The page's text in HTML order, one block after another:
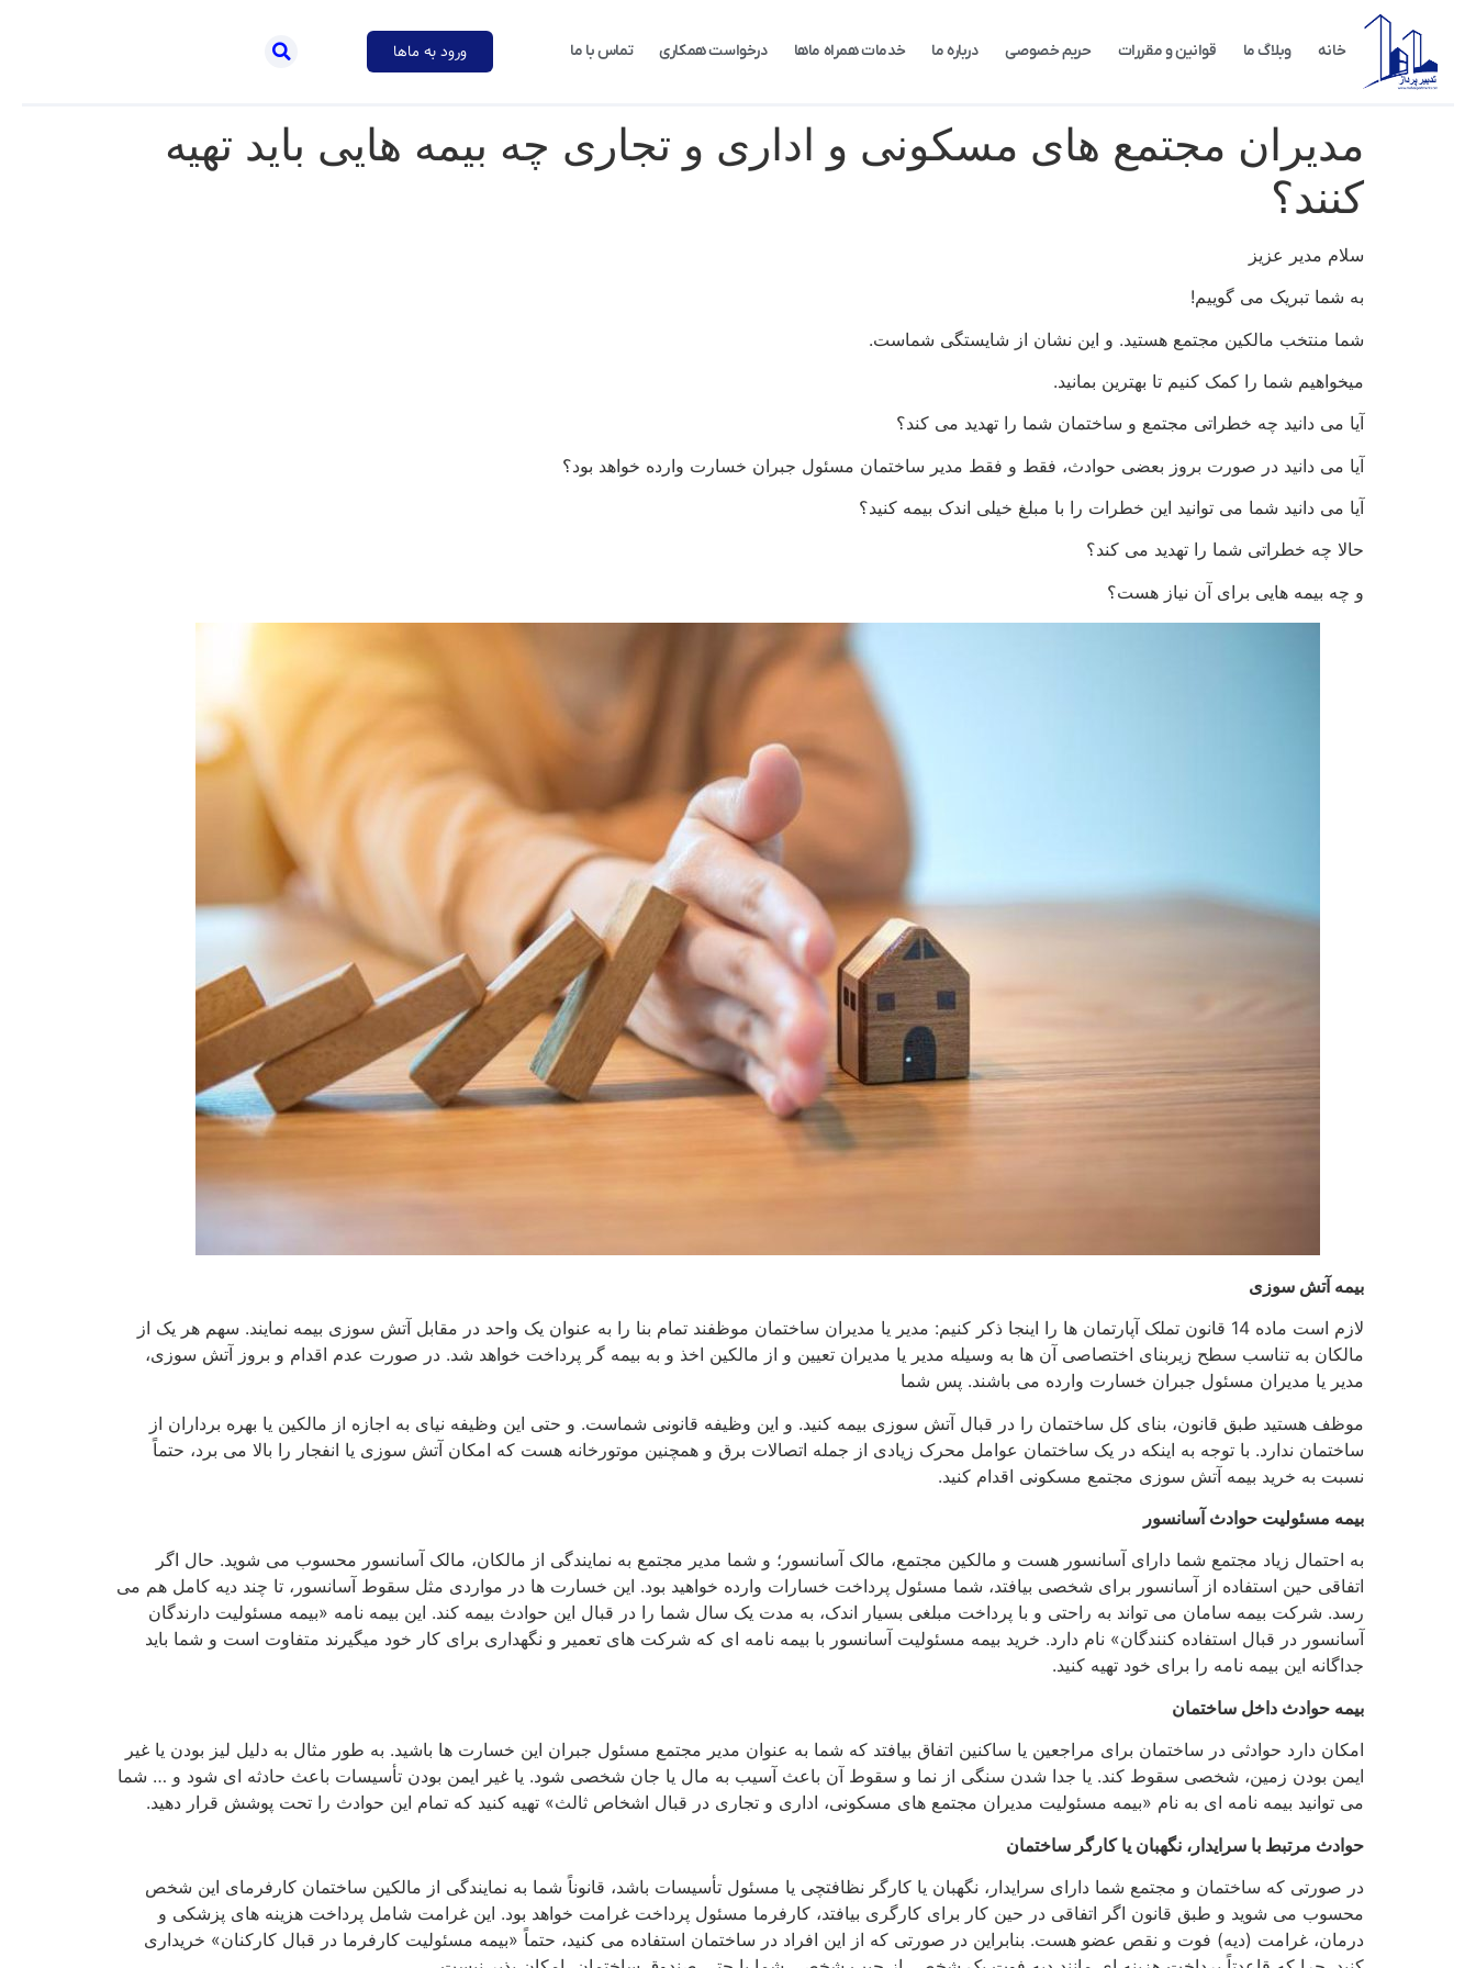
خانه وبلاگ ما قوانین و مقررات حریم خصوصی درباره ما خدمات همراه ماها درخواست همکاری تماس با ما ورود به ماها
مدیران مجتمع های مسکونی و اداری و تجاری چه بیمه هایی باید تهیه
کنند؟
سلام مدیر عزیز
به شما تبریک می گوییم!
شما منتخب مالکین مجتمع هستید. و این نشان از شایستگی شماست.
میخواهیم شما را کمک کنیم تا بهترین بمانید.
آیا می دانید چه خطراتی مجتمع و ساختمان شما را تهدید می کند؟
آیا می دانید در صورت بروز بعضی حوادث، فقط و فقط مدیر ساختمان مسئول جبران خسارت وارده خواهد بود؟
آیا می دانید شما می توانید این خطرات را با مبلغ خیلی اندک بیمه کنید؟
حالا چه خطراتی شما را تهدید می کند؟
و چه بیمه هایی برای آن نیاز هست؟
بیمه آتش سوزی
لازم است ماده 14 قانون تملک آپارتمان ها را اینجا ذکر کنیم: مدیر یا مدیران ساختمان موظفند تمام بنا را به عنوان یک واحد در مقابل آتش سوزی بیمه نمایند. سهم هر یک از
مالکان به تناسب سطح زیربنای اختصاصی آن ها به وسیله مدیر یا مدیران تعیین و از مالکین اخذ و به بیمه گر پرداخت خواهد شد. در صورت عدم اقدام و بروز آتش سوزی،
مدیر یا مدیران مسئول جبران خسارت وارده می باشند. پس شما
موظف هستید طبق قانون، بنای کل ساختمان را در قبال آتش سوزی بیمه کنید. و این وظیفه قانونی شماست. و حتی این وظیفه نیای به اجازه از مالکین یا بهره برداران از
ساختمان ندارد. با توجه به اینکه در یک ساختمان عوامل محرک زیادی از جمله اتصالات برق و همچنین موتورخانه هست که امکان آتش سوزی یا انفجار را بالا می برد، حتماً
نسبت به خرید بیمه آتش سوزی مجتمع مسکونی اقدام کنید.
بیمه مسئولیت حوادث آسانسور
به احتمال زیاد مجتمع شما دارای آسانسور هست و مالکین مجتمع، مالک آسانسور؛ و شما مدیر مجتمع به نمایندگی از مالکان، مالک آسانسور محسوب می شوید. حال اگر
اتفاقی حین استفاده از آسانسور برای شخصی بیافتد، شما مسئول پرداخت خسارات وارده خواهید بود. این خسارت ها در مواردی مثل سقوط آسانسور، تا چند دیه کامل هم می
رسد. شرکت بیمه سامان می تواند به راحتی و با پرداخت مبلغی بسیار اندک، به مدت یک سال شما را در قبال این حوادث بیمه کند. این بیمه نامه «بیمه مسئولیت دارندگان
آسانسور در قبال استفاده کنندگان» نام دارد. خرید بیمه مسئولیت آسانسور با بیمه نامه ای که شرکت های تعمیر و نگهداری برای کار خود میگیرند متفاوت است و شما باید
جداگانه این بیمه نامه را برای خود تهیه کنید.
بیمه حوادث داخل ساختمان
امکان دارد حوادثی در ساختمان برای مراجعین یا ساکنین اتفاق بیافتد که شما به عنوان مدیر مجتمع مسئول جبران این خسارت ها باشید. به طور مثال به دلیل لیز بودن یا غیر
ایمن بودن زمین، شخصی سقوط کند. یا جدا شدن سنگی از نما و سقوط آن باعث آسیب به مال یا جان شخصی شود. یا غیر ایمن بودن تأسیسات باعث حادثه ای شود و … شما
می توانید بیمه نامه ای به نام «بیمه مسئولیت مدیران مجتمع های مسکونی، اداری و تجاری در قبال اشخاص ثالث» تهیه کنید که تمام این حوادث را تحت پوشش قرار دهید.
حوادث مرتبط با سرایدار، نگهبان یا کارگر ساختمان
در صورتی که ساختمان و مجتمع شما دارای سرایدار، نگهبان یا کارگر نظافتچی یا مسئول تأسیسات باشد، قانوناً شما به نمایندگی از مالکین ساختمان کارفرمای این شخص
محسوب می شوید و طبق قانون اگر اتفاقی در حین کار برای کارگری بیافتد، کارفرما مسئول پرداخت غرامت خواهد بود. این غرامت شامل پرداخت هزینه های پزشکی و
درمان، غرامت (دیه) فوت و نقص عضو هست. بنابراین در صورتی که از این افراد در ساختمان استفاده می کنید، حتماً «بیمه مسئولیت کارفرما در قبال کارکنان» خریداری